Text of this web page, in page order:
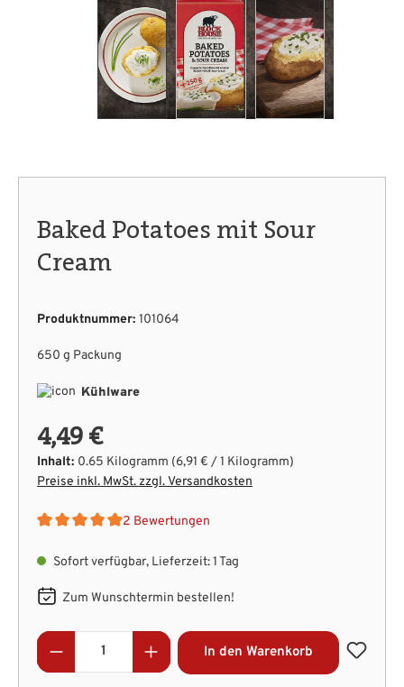
Baked Potatoes mit Sour
Cream
Produktnummer: 101064
650 g Packung
Kühlware
4,49 €
Inhalt: 0.65 Kilogramm (6,91 € / 1 Kilogramm)
Preise inkl. MwSt. zzgl. Versandkosten
2 Bewertungen
Sofort verfügbar, Lieferzeit: 1 Tag
Zum Wunschtermin bestellen!
Produkt Anzahl: Gib den gewünschten
In den Warenkorb